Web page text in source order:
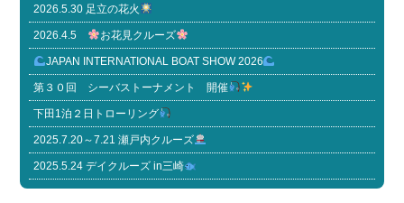
2026.5.30 足立の花火
2026.4.5 お花見クルーズ
JAPAN INTERNATIONAL BOAT SHOW 2026
第３０回 シーバストーナメント 開催
下田1泊２日トローリング
2025.7.20～7.21 瀬戸内クルーズ
2025.5.24 デイクルーズ in三崎